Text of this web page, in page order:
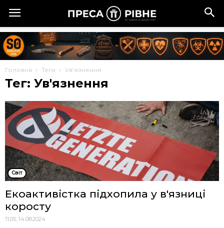
Головна Теги Ув'язнення
Тег: Ув'язнення
Cвіт
Екоактивістка підхопила у в'язниці
коросту
11:05, 14.08.2024